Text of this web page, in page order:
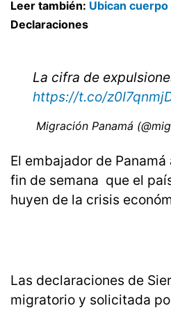
Leer también: Ubican
Declaraciones
La cifra de
https://t.co/
 Migración Panamá
El embajador de
fin de semana que el
huyen de la crisis
Las declaraciones de
migratorio y solicitada